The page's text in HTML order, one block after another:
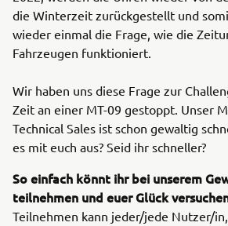
die Winterzeit zurückgestellt und
wieder einmal die Frage, wie die
Fahrzeugen funktioniert.
Wir haben uns diese Frage zur
Zeit an einer MT-09 gestoppt. Unser
Technical Sales ist schon gewaltig
es mit euch aus? Seid ihr schneller?
So einfach könnt ihr bei unserem
teilnehmen und euer Glück
Teilnehmen kann jeder/jede Nutzer/